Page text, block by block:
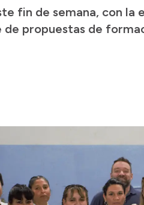
fin de semana, con la
propuestas de